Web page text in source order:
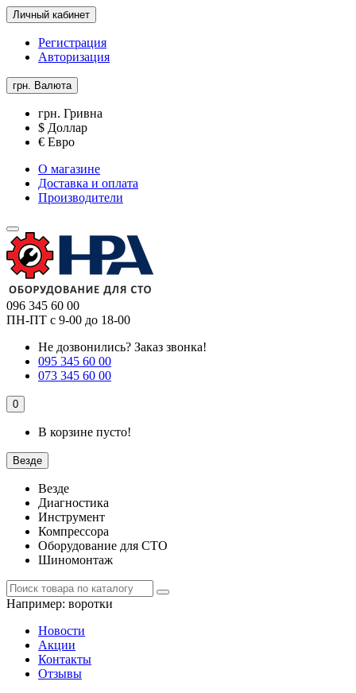
Личный кабинет
Регистрация
Авторизация
грн. Валюта
грн. Гривна
$ Доллар
€ Евро
О магазине
Доставка и оплата
Производители
096 345 60 00
ПН-ПТ с 9-00 до 18-00
Не дозвонились? Заказ звонка!
095 345 60 00
073 345 60 00
0
В корзине пусто!
Везде
Везде
Диагностика
Инструмент
Компрессора
Оборудование для СТО
Шиномонтаж
Например: воротки
Новости
Акции
Контакты
Отзывы